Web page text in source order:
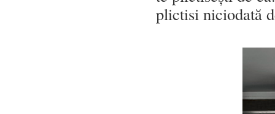
plictisi niciodată